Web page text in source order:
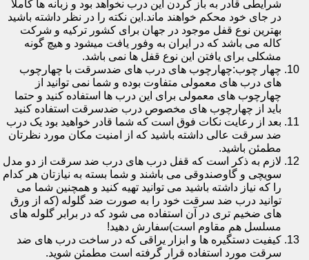
شرایطی قادر به باز کردن این درب نخواهد بود و زبانه ها کاملا
در جای خود محکم خواهند ماند.این نکته را در نظر داشته باشید
بهترین نوع قفل موجود در جهان برای کشور ترکیه و شرکت
کاله می باشد که در ایران به وفور یافت میشود و هیچ گونه
مشکلی برای یافتن این نوع قفل ها نمی باشد.
چهار چوب:چهارچوب های درب های ضدسرقت با چهارچوب
های درب های معمولی متفاوت بوده و شما نمی توانید از
چهارچوب های معمولی برای این درب ها استفاده کنید و حتما
باید از چهارچوب های مخصوص درب ضدسرقت استفاده کنید
بعد از رعایت نکات فوق است که شما قادر خواهید بود یک درب
ضد سرقت عالی داشته باشید که از امنیت مکان مورد نظرتان
مطمئن باشید.
لازم به ذکر است که قفل درب های درب ضد سرقت از دو مدل
سویچی و گاوصندوقی می باشند و شما بسته به نیازتان هر کدام
را که نیاز داشته باشید می توانید تهیه کنید و همچنین شما می
توانید درب ضد سرقت خود را به صورت ضد گلوله (که از ورق
های ضخیم تری در آن استفاده می شود که در برابر گلوله های
مسلسل هم مقاوم است)سفارش دهید!
کیفیت دستگیره ها و ابزار یراقی که در ساخت درب های ضد
سرقت مورد استفاده قرار گرفته است مطمئن شوید.